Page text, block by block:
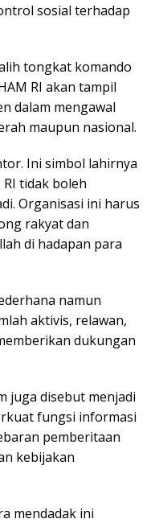
sosial terhadap
tongkat komando
RI akan tampil
dalam mengawal
maupun nasional.
Ini simbol lahirnya
tidak boleh
Organisasi ini harus
rakyat dan
di hadapan para
namun
aktivis, relawan,
dukungan
juga disebut menjadi
fungsi informasi
pemberitaan
kebijakan
mendadak ini